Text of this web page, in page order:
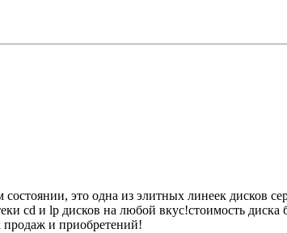
это одна из элитных линеек дисков
cd и lp дисков на любой вкус!стоимость
продаж и приобретений!